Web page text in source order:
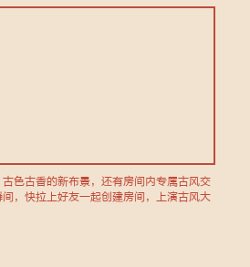
色古香的新布景，还有房间内专属古风交
，快拉上好友一起创建房间，上演古风大